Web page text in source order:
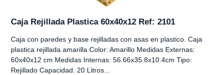
Caja Rejillada Plastica 60x40x12 Ref: 2101
Caja con paredes y base rejilladas con asas en plastico. Caja
plastica rejillada amarilla Color: Amarillo Medidas Externas:
60x40x12 cm Medidas Internas: 56.66x35.8x10.4cm Tipo:
Rejillado Capacidad: 20 Litros...